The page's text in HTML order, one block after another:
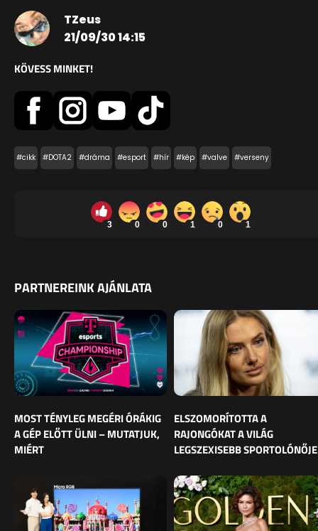
TZeus
21/09/30 14:15
KÖVESS MINKET!
#cikk #DOTA2 #dráma #esport #hír #kép #valve #verseny
3 0 0 1 0 1
PARTNEREINK AJÁNLATA
MOST TÉNYLEG MEGÉRI ÓRÁKIG
A GÉP ELŐTT ÜLNI – MUTATJUK,
MIÉRT
ELSZOMORÍTOTTA A
RAJONGÓKAT A VILÁG
LEGSZEXISEBB SPORTOLÓNŐJE